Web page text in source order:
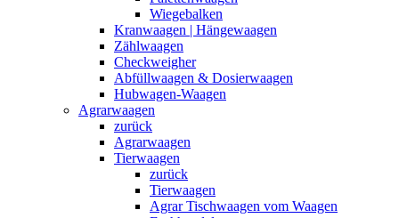
Wiegebalken
Kranwaagen | Hängewaagen
Zählwaagen
Checkweigher
Abfüllwaagen & Dosierwaagen
Hubwagen-Waagen
Agrarwaagen
zurück
Agrarwaagen
Tierwaagen
zurück
Tierwaagen
Agrar Tischwaagen vom Waagen